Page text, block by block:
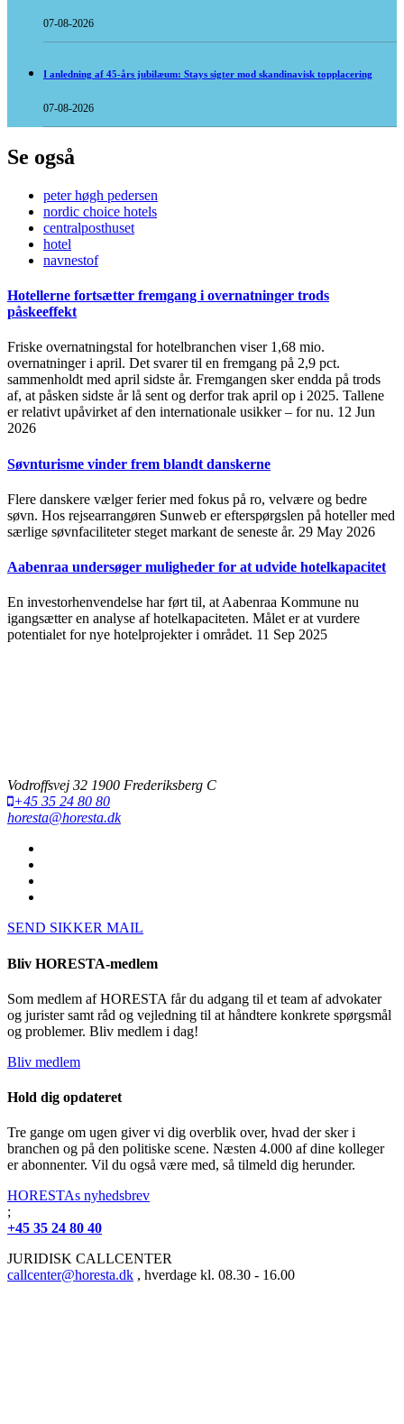
07-08-2026
I anledning af 45-års jubilæum: Stays sigter mod skandinavisk topplacering
07-08-2026
Se også
peter høgh pedersen
nordic choice hotels
centralposthuset
hotel
navnestof
Hotellerne fortsætter fremgang i overnatninger trods
påskeeffekt
Friske overnatningstal for hotelbranchen viser 1,68 mio.
overnatninger i april. Det svarer til en fremgang på 2,9 pct.
sammenholdt med april sidste år. Fremgangen sker endda på trods
af, at påsken sidste år lå sent og derfor trak april op i 2025. Tallene
er relativt upåvirket af den internationale usikker – for nu. 12 Jun
2026
Søvnturisme vinder frem blandt danskerne
Flere danskere vælger ferier med fokus på ro, velvære og bedre
søvn. Hos rejsearrangøren Sunweb er efterspørgslen på hoteller med
særlige søvnfaciliteter steget markant de seneste år. 29 May 2026
Aabenraa undersøger muligheder for at udvide hotelkapacitet
En investorhenvendelse har ført til, at Aabenraa Kommune nu
igangsætter en analyse af hotelkapaciteten. Målet er at vurdere
potentialet for nye hotelprojekter i området. 11 Sep 2025
Vodroffsvej 32 1900 Frederiksberg C
+45 35 24 80 80
horesta@horesta.dk
SEND SIKKER MAIL
Bliv HORESTA-medlem
Som medlem af HORESTA får du adgang til et team af advokater
og jurister samt råd og vejledning til at håndtere konkrete spørgsmål
og problemer. Bliv medlem i dag!
Bliv medlem
Hold dig opdateret
Tre gange om ugen giver vi dig overblik over, hvad der sker i
branchen og på den politiske scene. Næsten 4.000 af dine kolleger
er abonnenter. Vil du også være med, så tilmeld dig herunder.
HORESTAs nyhedsbrev
;
+45 35 24 80 40
JURIDISK CALLCENTER
callcenter@horesta.dk , hverdage kl. 08.30 - 16.00